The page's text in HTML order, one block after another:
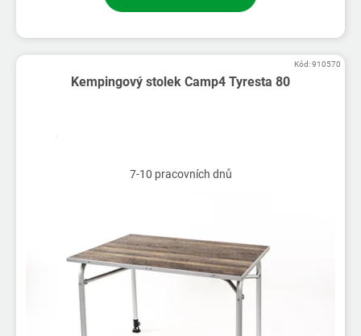
Kempingový stolek Camp4 Tyresta 80
7-10 pracovních dnů
Kód:910570